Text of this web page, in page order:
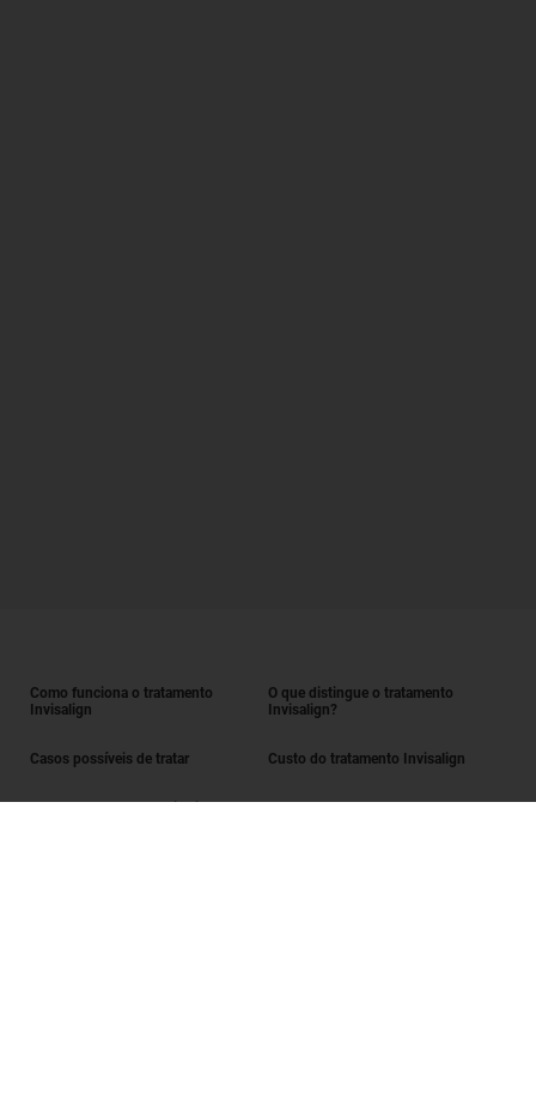
Como funciona o tratamento
Invisalign
O que distingue o tratamento
Invisalign?
Casos possíveis de tratar Custo do tratamento Invisalign
Obter o tratamento Invisalign